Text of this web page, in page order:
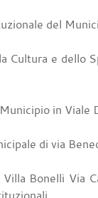
del
Cultura e dello
in Viale
di via
Bonelli Via